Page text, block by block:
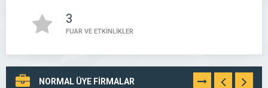
3
FUAR VE ETKİNLİKLER
NORMAL ÜYE FİRMALAR TÜMÜNÜ